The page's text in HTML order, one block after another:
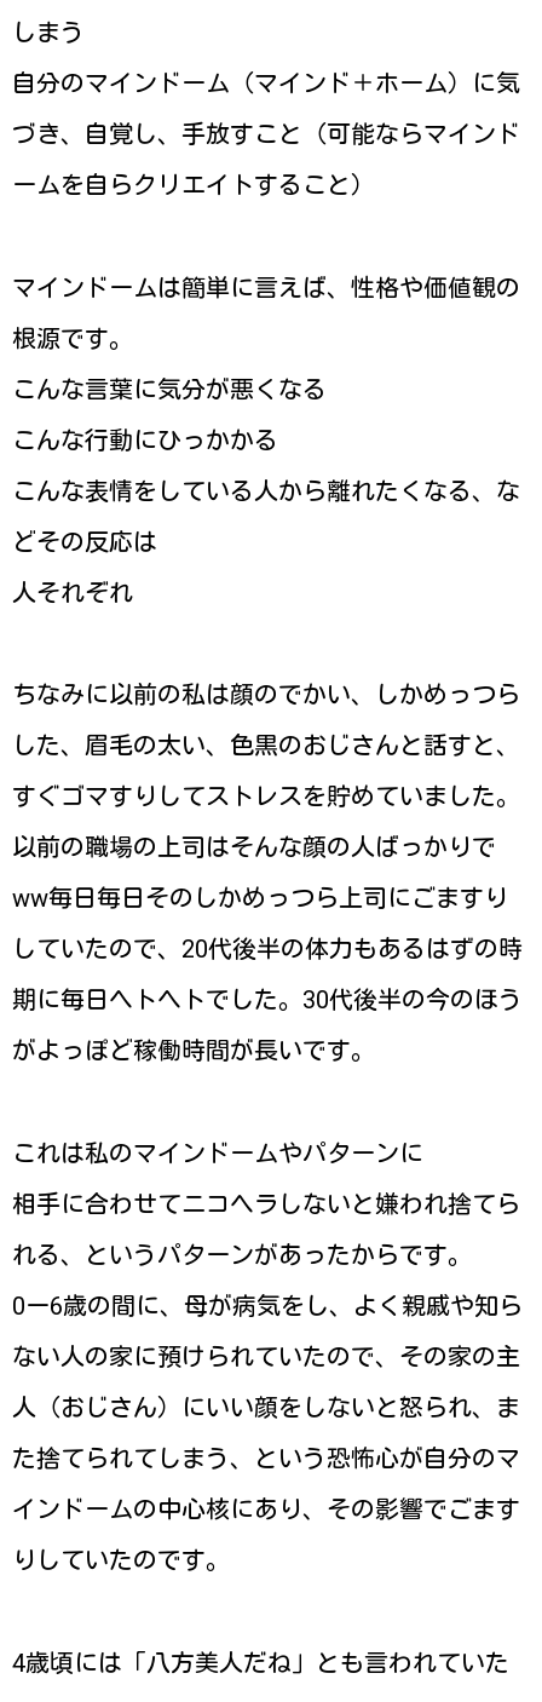
しまう
自分のマインドーム（マインド＋ホーム）に気
づき、自覚し、手放すこと（可能ならマインド
ームを自らクリエイトすること）
マインドームは簡単に言えば、性格や価値観の
根源です。
こんな言葉に気分が悪くなる
こんな行動にひっかかる
こんな表情をしている人から離れたくなる、な
どその反応は
人それぞれ
ちなみに以前の私は顔のでかい、しかめっつら
した、眉毛の太い、色黒のおじさんと話すと、
すぐゴマすりしてストレスを貯めていました。
以前の職場の上司はそんな顔の人ばっかりで
ww毎日毎日そのしかめっつら上司にごますり
していたので、20代後半の体力もあるはずの時
期に毎日ヘトヘトでした。30代後半の今のほう
がよっぽど稼働時間が長いです。
これは私のマインドームやパターンに
相手に合わせてニコヘラしないと嫌われ捨てら
れる、というパターンがあったからです。
0ー6歳の間に、母が病気をし、よく親戚や知ら
ない人の家に預けられていたので、その家の主
人（おじさん）にいい顔をしないと怒られ、ま
た捨てられてしまう、という恐怖心が自分のマ
インドームの中心核にあり、その影響でごます
りしていたのです。
4歳頃には「八方美人だね」とも言われていた